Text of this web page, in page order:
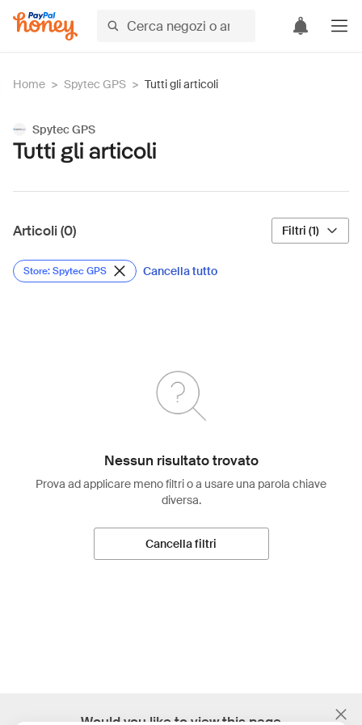
Home > Spytec GPS > Tutti gli articoli
Spytec GPS
Tutti gli articoli
Articoli (0) Filtri (1)
Store: Spytec GPS Cancella tutto
Nessun risultato trovato
Prova ad applicare meno filtri o a usare una parola chiave
diversa.
Cancella filtri